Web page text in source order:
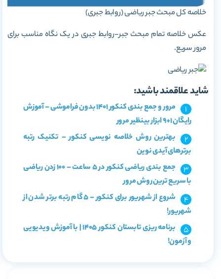
خلاصه کل مبحث جبر ریاضی (روابط جبری)
عکس خلاصه تمام مبحث جبر-روابط جبری در یک نگاه مناسب برای
مرور سریع.
شاید علاقمند باشید:
مرور و جمع بندی کنکور 1401 بدون فراموشی – آموزش
رایگان 1+9 ابزار بینظیر مرور
بهترین روش خلاصه نویسی کنکور – تکنیک رتبه
برترهای آیدی نوین
جمع بندی ریاضی کنکور در 5 ساعت – 100 زدن ریاضی
با سریع ترین روش مرور
شروع از شهریور برای کنکور – 5 گام رتبه برتر شدن از
شهریور!
برنامه ریزی تابستان کنکور 1405 | با آموزش ویدیویی
و آزمون!